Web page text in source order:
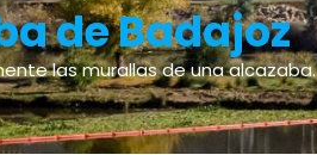
de Badajoz
las murallas de una alcazaba.